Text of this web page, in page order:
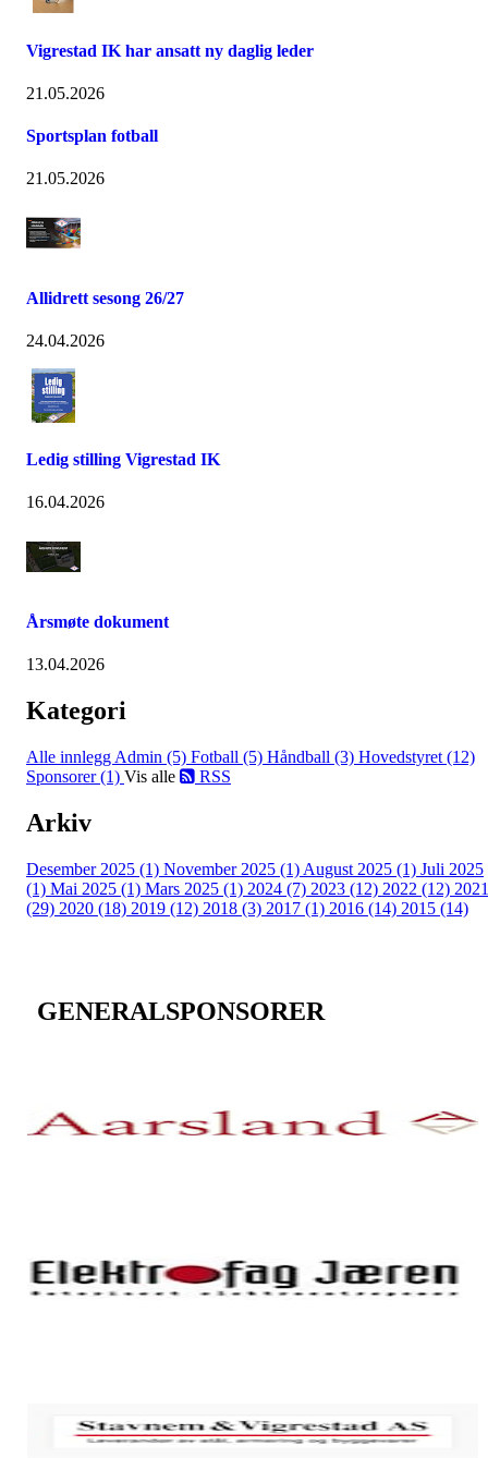
Vigrestad IK har ansatt ny daglig leder
21.05.2026
Sportsplan fotball
21.05.2026
Allidrett sesong 26/27
24.04.2026
Ledig stilling Vigrestad IK
16.04.2026
Årsmøte dokument
13.04.2026
Kategori
Alle innlegg Admin (5) Fotball (5) Håndball (3) Hovedstyret (12)
Sponsorer (1) Vis alle RSS
Arkiv
Desember 2025 (1) November 2025 (1) August 2025 (1) Juli 2025
(1) Mai 2025 (1) Mars 2025 (1) 2024 (7) 2023 (12) 2022 (12) 2021
(29) 2020 (18) 2019 (12) 2018 (3) 2017 (1) 2016 (14) 2015 (14)
GENERALSPONSORER